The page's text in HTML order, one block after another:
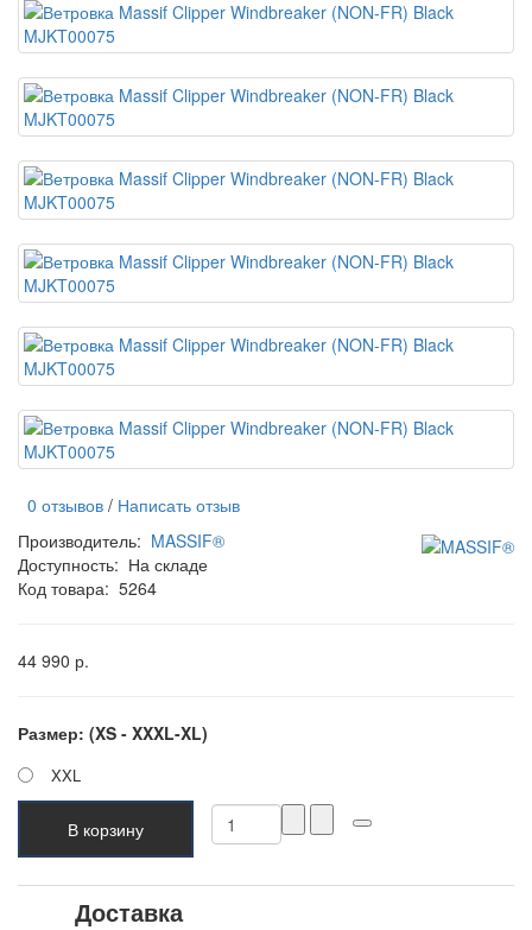
0 отзывов / Написать отзыв
Производитель: MASSIF®
Доступность: На складе
Код товара: 5264
44 990 р.
Размер: (XS - XXXL-XL)
XXL
В корзину
Доставка